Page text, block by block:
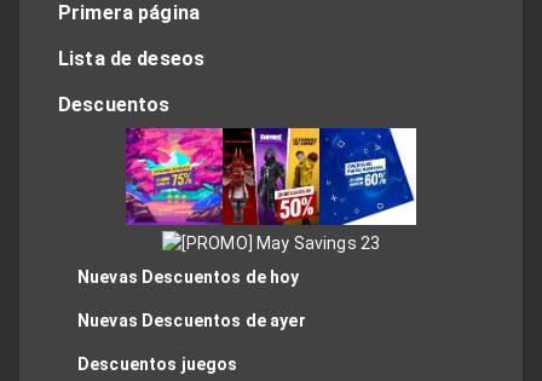
Primera página
Lista de deseos
Descuentos
Nuevas Descuentos de hoy
Nuevas Descuentos de ayer
Descuentos juegos